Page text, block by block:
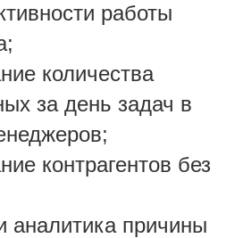
работы
количества
за день задач в
контрагентов без
аналитика причины